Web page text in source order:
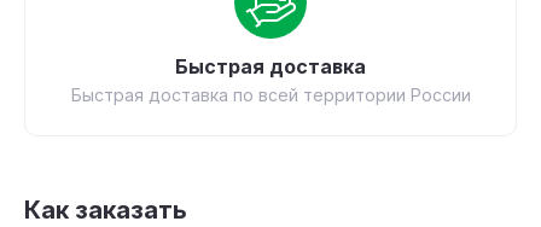
Быстрая доставка
Быстрая доставка по всей территории России
Как заказать